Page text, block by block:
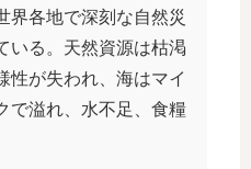
界各地で深刻な自然災
いる。天然資源は枯渇
性が失われ、海はマイ
で溢れ、水不足、食糧